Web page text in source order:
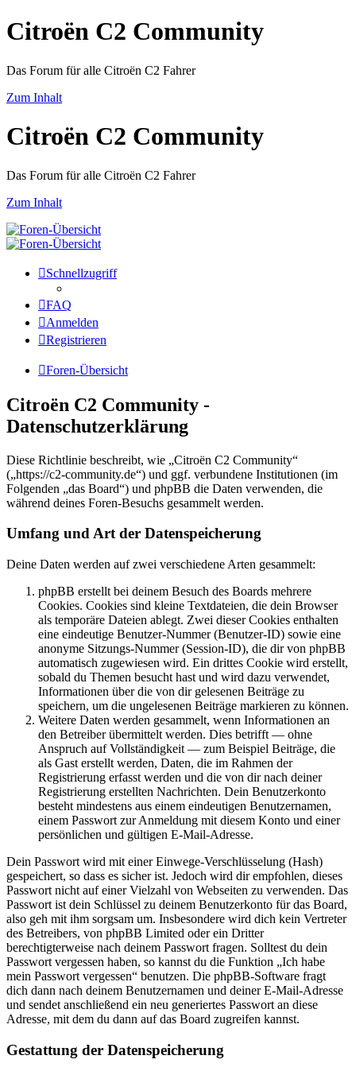
Citroën C2 Community
Das Forum für alle Citroën C2 Fahrer
Zum Inhalt
Citroën C2 Community
Das Forum für alle Citroën C2 Fahrer
Zum Inhalt
Schnellzugriff
FAQ
Anmelden
Registrieren
Foren-Übersicht
Citroën C2 Community -
Datenschutzerklärung
Diese Richtlinie beschreibt, wie „Citroën C2 Community“
(„https://c2-community.de“) und ggf. verbundene Institutionen (im
Folgenden „das Board“) und phpBB die Daten verwenden, die
während deines Foren-Besuchs gesammelt werden.
Umfang und Art der Datenspeicherung
Deine Daten werden auf zwei verschiedene Arten gesammelt:
phpBB erstellt bei deinem Besuch des Boards mehrere
Cookies. Cookies sind kleine Textdateien, die dein Browser
als temporäre Dateien ablegt. Zwei dieser Cookies enthalten
eine eindeutige Benutzer-Nummer (Benutzer-ID) sowie eine
anonyme Sitzungs-Nummer (Session-ID), die dir von phpBB
automatisch zugewiesen wird. Ein drittes Cookie wird erstellt,
sobald du Themen besucht hast und wird dazu verwendet,
Informationen über die von dir gelesenen Beiträge zu
speichern, um die ungelesenen Beiträge markieren zu können.
Weitere Daten werden gesammelt, wenn Informationen an
den Betreiber übermittelt werden. Dies betrifft — ohne
Anspruch auf Vollständigkeit — zum Beispiel Beiträge, die
als Gast erstellt werden, Daten, die im Rahmen der
Registrierung erfasst werden und die von dir nach deiner
Registrierung erstellten Nachrichten. Dein Benutzerkonto
besteht mindestens aus einem eindeutigen Benutzernamen,
einem Passwort zur Anmeldung mit diesem Konto und einer
persönlichen und gültigen E-Mail-Adresse.
Dein Passwort wird mit einer Einwege-Verschlüsselung (Hash)
gespeichert, so dass es sicher ist. Jedoch wird dir empfohlen, dieses
Passwort nicht auf einer Vielzahl von Webseiten zu verwenden. Das
Passwort ist dein Schlüssel zu deinem Benutzerkonto für das Board,
also geh mit ihm sorgsam um. Insbesondere wird dich kein Vertreter
des Betreibers, von phpBB Limited oder ein Dritter
berechtigterweise nach deinem Passwort fragen. Solltest du dein
Passwort vergessen haben, so kannst du die Funktion „Ich habe
mein Passwort vergessen“ benutzen. Die phpBB-Software fragt
dich dann nach deinem Benutzernamen und deiner E-Mail-Adresse
und sendet anschließend ein neu generiertes Passwort an diese
Adresse, mit dem du dann auf das Board zugreifen kannst.
Gestattung der Datenspeicherung